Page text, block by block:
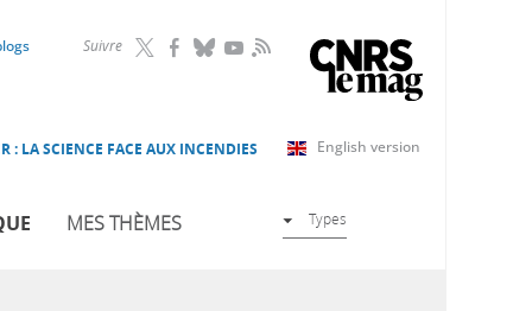
Suivre RSS
English version
: LA SCIENCE FACE AUX INCENDIES
MES THÈMES Types